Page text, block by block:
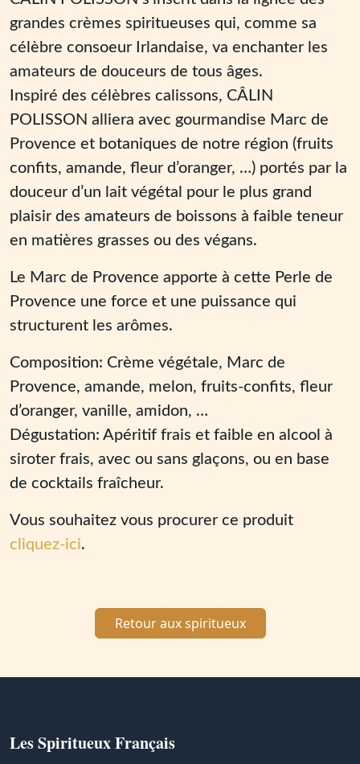
grandes crèmes spiritueuses qui, comme sa
célèbre consoeur Irlandaise, va enchanter les
amateurs de douceurs de tous âges.
Inspiré des célèbres calissons, CÂLIN
POLISSON alliera avec gourmandise Marc de
Provence et botaniques de notre région (fruits
confits, amande, fleur d’oranger, …) portés par la
douceur d’un lait végétal pour le plus grand
plaisir des amateurs de boissons à faible teneur
en matières grasses ou des végans.
Le Marc de Provence apporte à cette Perle de
Provence une force et une puissance qui
structurent les arômes.
Composition: Crème végétale, Marc de
Provence, amande, melon, fruits-confits, fleur
d’oranger, vanille, amidon, …
Dégustation: Apéritif frais et faible en alcool à
siroter frais, avec ou sans glaçons, ou en base
de cocktails fraîcheur.
Vous souhaitez vous procurer ce produit
cliquez-ici.
Retour aux spiritueux
Les Spiritueux Français